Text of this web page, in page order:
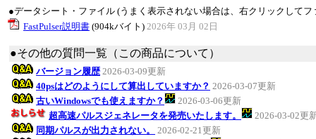
●データシート・ファイル (うまく表示されない場合は、右クリックして
FastPulser説明書 (904kバイト) 2026年 03月 02日
●その他の質問一覧（この商品について）
バージョン履歴 2026-03-09更新
40psはどのようにして算出していますか？ 2026-03-07更新
古いWindowsでも使えますか？
2026-03-06更新
超高速パルスジェネレータを発売いたします。
2026-03-02更
同期パルスが出力されない。
2026-02-21更新